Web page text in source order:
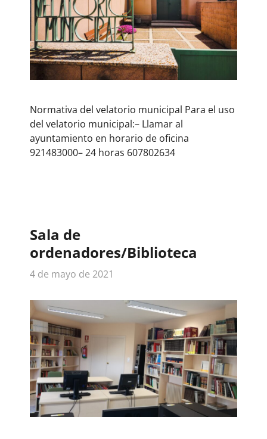
Normativa del velatorio municipal Para el uso
del velatorio municipal:– Llamar al
ayuntamiento en horario de oficina
921483000– 24 horas 607802634
Sala de
ordenadores/Biblioteca
4 de mayo de 2021